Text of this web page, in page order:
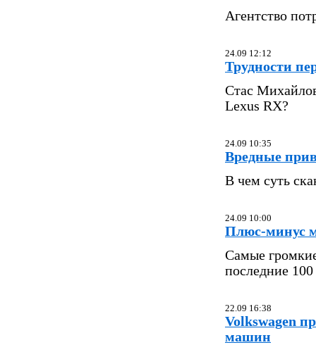
Агентство
24.09 12:12
Трудности
Стас
Lexus RX?
24.09 10:35
Вредные
В чем суть
24.09 10:00
Плюс-минус
Самые
последние 100
22.09 16:38
Volkswagen
машин